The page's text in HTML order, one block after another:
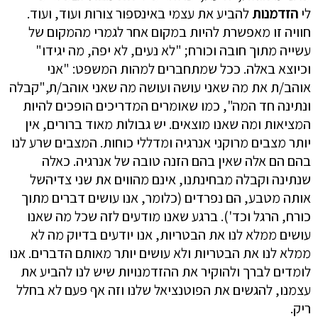
ליהזדמנותלהביע את עצמי באינספור צורות ועוד, ועוד.
חוויה זו מאפשרת להיות במקום אחר לגמרי מהמקום של
עשייה מתוך חובה וכורח; "לא נעים, לא יפה, מה יגידו"
וכיוצא באלה. ככל שמתחברים למהות המשפט: "אני
אוהב/ת את מה שאני עושה ועושה מה שאני אוהב/ת,"קבלה
ונתינה חד המה", כמו שאומרים המדריכים הופכים להיות
המציאות ומה שאנו מוצאים. יש גבולות מאוד ברורים, אין
יותר מצבים מרוקני אנרגיה ומדללי כוחות. המצבים שרע לנו
בהם הם אלה שאין בהם הזנה טובה של אנרגיה. כאלה
שנתינה וקבלה מבחינתנו, אינם מהווים את שני צדיהשל
אותה מטבע, הם נפרדים (כלומר, אנו עושים דברים מתוך
כורח, הרגל וכד'). ברגע שאנו מודעים לזה שכל מה שאנו
עושים ממלא לנו את הבטריות, אנו יודעים בדיוק מה לא
ממלא לנו את הבטריות ולא עושים יותר מאותם הדברים. אנו
לומדים לברך ולהוקיר את ההזדמנויות שיש לנו להביע את
עצמנו, להגשים את הפוטנציאל שלנו וזה אף פעם לא בחלל
ריק.